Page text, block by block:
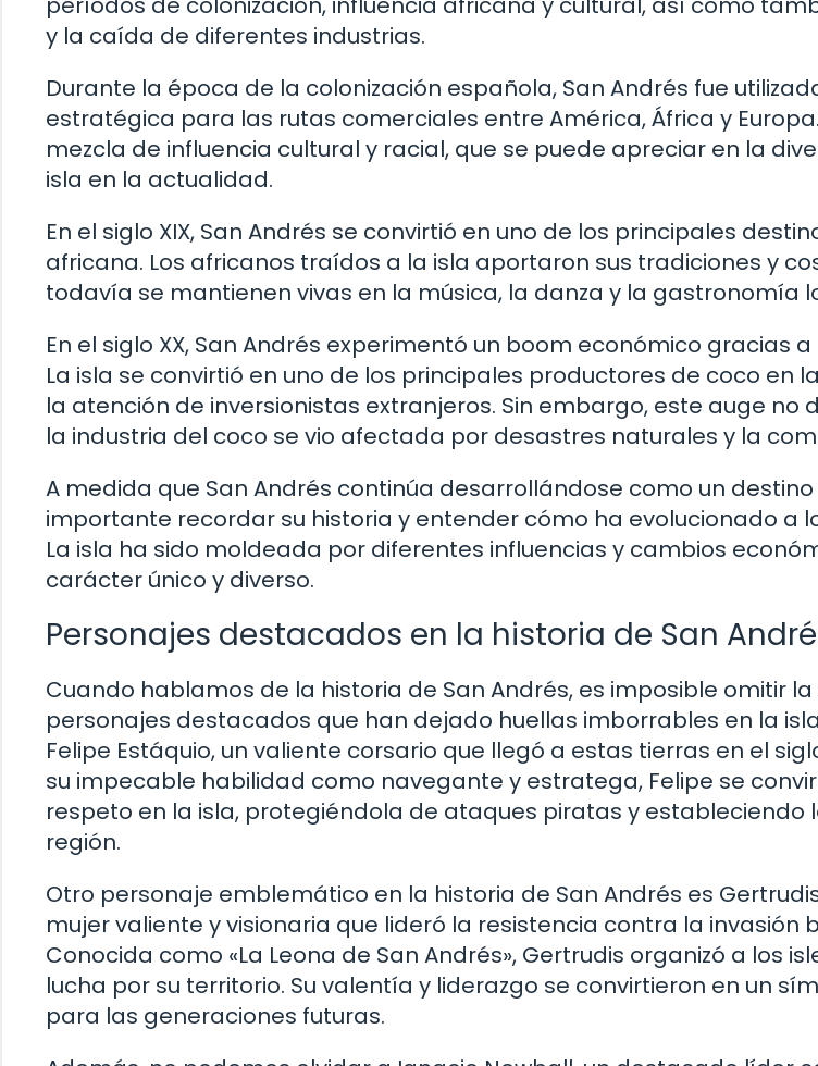
y la caída de diferentes industrias.
Durante la época de la colonización española, San Andrés fue
estratégica para las rutas comerciales entre América, África y
mezcla de influencia cultural y racial, que se puede apreciar en la
isla en la actualidad.
En el siglo XIX, San Andrés se convirtió en uno de los principales
africana. Los africanos traídos a la isla aportaron sus tradiciones y
todavía se mantienen vivas en la música, la danza y la gastronomía
En el siglo XX, San Andrés experimentó un boom económico gracias
La isla se convirtió en uno de los principales productores de coco en
la atención de inversionistas extranjeros. Sin embargo, este auge no
la industria del coco se vio afectada por desastres naturales y la
A medida que San Andrés continúa desarrollándose como un
importante recordar su historia y entender cómo ha evolucionado a
La isla ha sido moldeada por diferentes influencias y cambios
carácter único y diverso.
Personajes destacados en la historia de San
Cuando hablamos de la historia de San Andrés, es imposible omitir
personajes destacados que han dejado huellas imborrables en la
Felipe Estáquio, un valiente corsario que llegó a estas tierras en el
su impecable habilidad como navegante y estratega, Felipe se
respeto en la isla, protegiéndola de ataques piratas y estableciendo
región.
Otro personaje emblemático en la historia de San Andrés es
mujer valiente y visionaria que lideró la resistencia contra la invasión
Conocida como «La Leona de San Andrés», Gertrudis organizó a los
lucha por su territorio. Su valentía y liderazgo se convirtieron en un
para las generaciones futuras.